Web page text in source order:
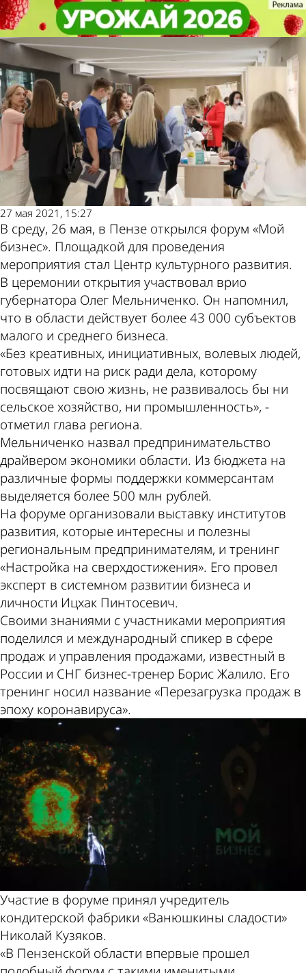
Николай Кузяков стал
участником форума «Мой бизнес»
Общество
27 мая 2021, 15:27
В среду, 26 мая, в Пензе открылся форум «Мой
бизнес». Площадкой для проведения
мероприятия стал Центр культурного развития.
В церемонии открытия участвовал врио
губернатора Олег Мельниченко. Он напомнил,
что в области действует более 43 000 субъектов
малого и среднего бизнеса.
«Без креативных, инициативных, волевых людей,
готовых идти на риск ради дела, которому
посвящают свою жизнь, не развивалось бы ни
сельское хозяйство, ни промышленность», -
отметил глава региона.
Мельниченко назвал предпринимательство
драйвером экономики области. Из бюджета на
различные формы поддержки коммерсантам
выделяется более 500 млн рублей.
На форуме организовали выставку институтов
развития, которые интересны и полезны
региональным предпринимателям, и тренинг
«Настройка на сверхдостижения». Его провел
эксперт в системном развитии бизнеса и
личности Ицхак Пинтосевич.
Своими знаниями с участниками мероприятия
поделился и международный спикер в сфере
продаж и управления продажами, известный в
России и СНГ бизнес-тренер Борис Жалило. Его
тренинг носил название «Перезагрузка продаж в
эпоху коронавируса».
Участие в форуме принял учредитель
кондитерской фабрики «Ванюшкины сладости»
Николай Кузяков.
«В Пензенской области впервые прошел
Николай Кузяков стал
участником форума «Мой бизнес»
Общество
Другие
новости по
теме
Погода и
курсы валют
в Пензе